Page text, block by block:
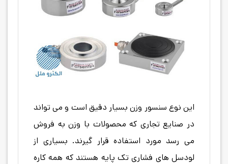
این نوع سنسور وزن بسیار دقیق است و می تواند
در صنایع تجاری که محصولات با وزن به فروش
می رسد مورد استفاده قرار گیرند. بسیاری از
لودسل های فشاری تک پایه هستند که همه کاره